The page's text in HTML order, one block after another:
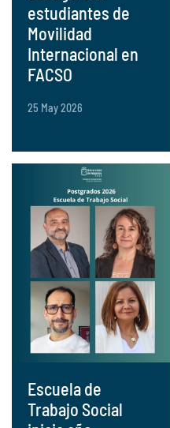
estudiantes de
Movilidad
Internacional en
FACSO
25 May 2026
Escuela de
Trabajo Social